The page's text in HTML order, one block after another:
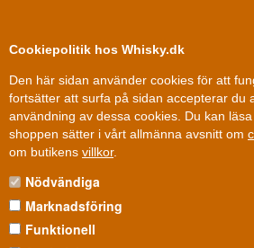
Cookiepolitik hos Whisky.dk
Den här sidan använder cookies för att
fortsätter att surfa på sidan accepterar du
användning av dessa cookies. Du kan
shoppen sätter i vårt allmänna avsnitt om
om butikens villkor.
Nödvändiga
Marknadsföring
Funktionell
100 % Danskägt Ägt och drivet i Danmark
ALKOHOLFRIA
Alkoholfri sprit ger dig möjlighet att njuta
dryckerna, men utan den effekt du normalt
brett urval av olika spritdrycker i alkoholfritt